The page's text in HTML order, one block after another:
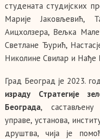
студената студијских
Марије Јаковљевић,
Аицхолзера, Вељка
Светлане Ђурић,
Николине Свилар и Нађе
Град Београд је 2023.
израду Стратегије
Београда, састављену
управе, установа,
друштва, чија је